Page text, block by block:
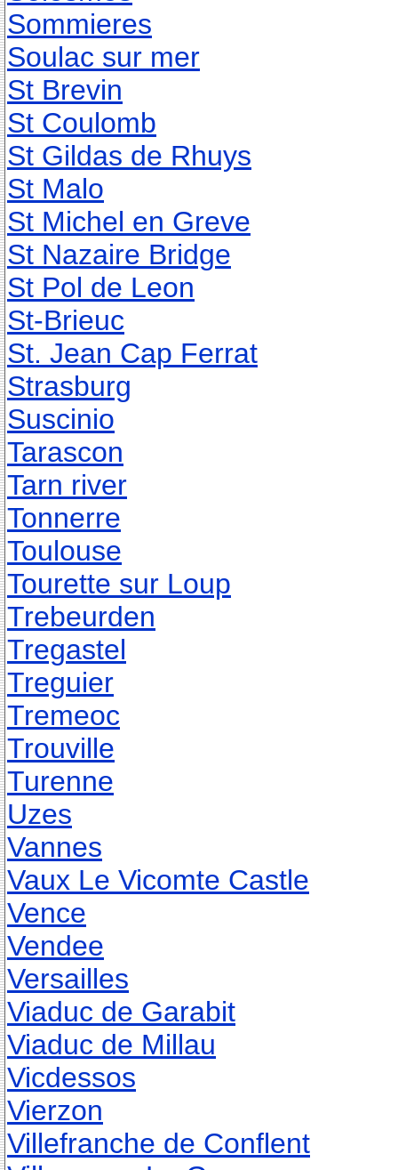
Sommieres
Soulac sur mer
St Brevin
St Coulomb
St Gildas de Rhuys
St Malo
St Michel en Greve
St Nazaire Bridge
St Pol de Leon
St-Brieuc
St. Jean Cap Ferrat
Strasburg
Suscinio
Tarascon
Tarn river
Tonnerre
Toulouse
Tourette sur Loup
Trebeurden
Tregastel
Treguier
Tremeoc
Trouville
Turenne
Uzes
Vannes
Vaux Le Vicomte Castle
Vence
Vendee
Versailles
Viaduc de Garabit
Viaduc de Millau
Vicdessos
Vierzon
Villefranche de Conflent